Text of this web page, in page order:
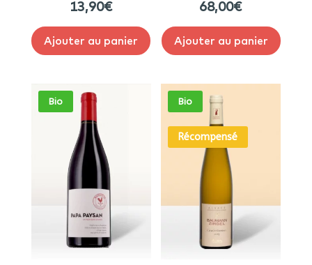
13,90€
Ajouter au panier
68,00€
Ajouter au panier
Bio Bio
Récompensé